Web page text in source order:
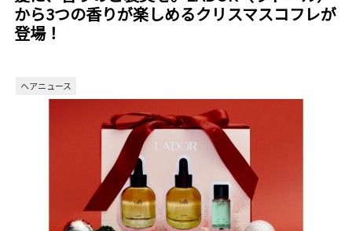
から3つの香りが楽しめるクリスマスコフレが
登場！
ヘアニュース